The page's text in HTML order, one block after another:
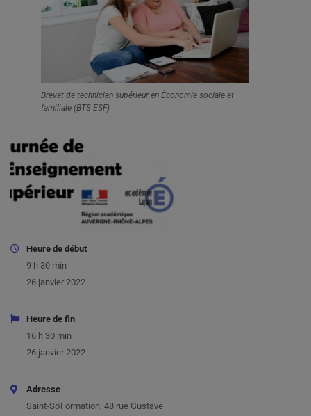
Brevet de technicien supérieur en Économie sociale et
familiale (BTS ESF)
Heure de début
9 h 30 min
26 janvier 2022
Heure de fin
16 h 30 min
26 janvier 2022
Adresse
Saint-So'Formation, 48 rue Gustave